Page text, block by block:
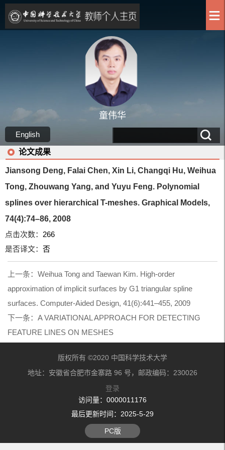
童伟华
English
论文成果
Jiansong Deng, Falai Chen, Xin Li, Changqi Hu, Weihua
Tong, Zhouwang Yang, and Yuyu Feng. Polynomial
splines over hierarchical T-meshes. Graphical Models,
74(4):74–86, 2008
点击次数： 266
是否译文：否
上一条： Weihua Tong and Taewan Kim. High-order
approximation of implicit surfaces by G1 triangular spline
surfaces. Computer-Aided Design, 41(6):441–455, 2009
下一条： A VARIATIONAL APPROACH FOR DETECTING
FEATURE LINES ON MESHES
版权所有 ©2020 中国科学技术大学
地址：安徽省合肥市金寨路 96 号，邮政编码：230026
登录
访问量： 0000011176
最后更新时间： 2025-5-29
PC版